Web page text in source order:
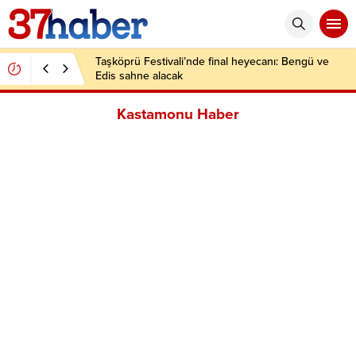
Taşköprü Festivali’nde final heyecanı: Bengü ve
Edis sahne alacak
Kastamonu Haber